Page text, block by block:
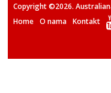
Copyright ©2026.
Home O nama Kontakt